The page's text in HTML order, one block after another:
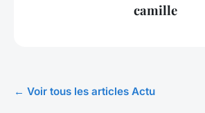
camille
← Voir tous les articles Actu